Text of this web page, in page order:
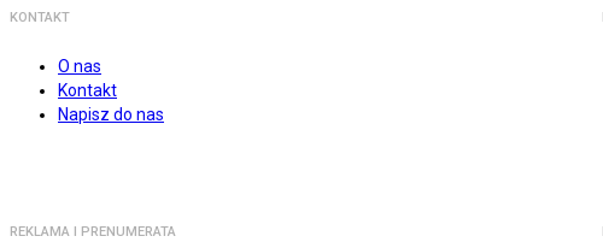
KONTAKT
O nas
Kontakt
Napisz do nas
REKLAMA I PRENUMERATA